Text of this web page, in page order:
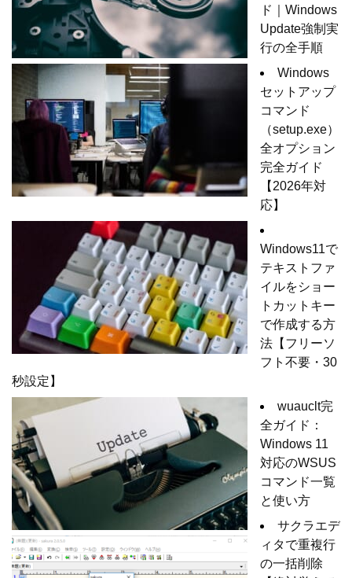
ド｜Windows
Update強制実
行の全手順
Windows
セットアップ
コマンド
（setup.exe）
全オプション
完全ガイド
【2026年対
応】
Windows11で
テキストファ
イルをショー
トカットキー
で作成する方
法【フリーソ
フト不要・30
秒設定】
wuauclt完
全ガイド：
Windows 11
対応のWSUS
コマンド一覧
と使い方
サクラエデ
ィタで重複行
の一括削除